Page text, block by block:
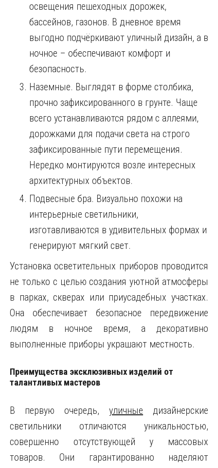
освещения пешеходных дорожек,
бассейнов, газонов. В дневное время
выгодно подчёркивают уличный дизайн, а в
ночное – обеспечивают комфорт и
безопасность.
Наземные. Выглядят в форме столбика,
прочно зафиксированного в грунте. Чаще
всего устанавливаются рядом с аллеями,
дорожками для подачи света на строго
зафиксированные пути перемещения.
Нередко монтируются возле интересных
архитектурных объектов.
Подвесные бра. Визуально похожи на
интерьерные светильники,
изготавливаются в удивительных формах и
генерируют мягкий свет.
Установка осветительных приборов проводится
не только с целью создания уютной атмосферы
в парках, скверах или приусадебных участках.
Она обеспечивает безопасное передвижение
людям в ночное время, а декоративно
выполненные приборы украшают местность.
Преимущества эксклюзивных изделий от
талантливых мастеров
В первую очередь, уличные дизайнерские
светильники отличаются уникальностью,
совершенно отсутствующей у массовых
товаров. Они гарантированно наделяют